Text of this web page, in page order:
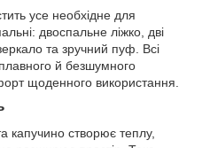
усе необхідне для
двоспальне ліжко, дві
та зручний пуф. Всі
й безшумного
щоденного використання.
капучино створює теплу,